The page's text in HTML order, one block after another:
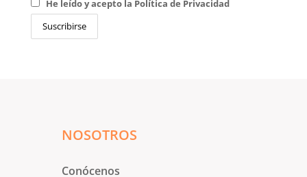
He leído y acepto la Política de Privacidad
NOSOTROS
Conócenos